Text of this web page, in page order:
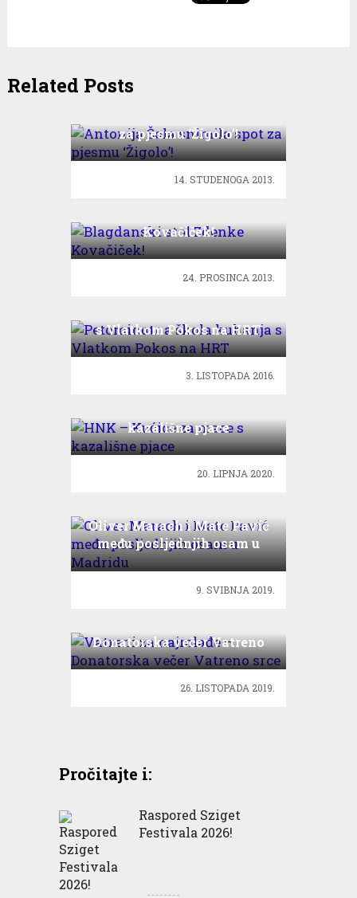
Related Posts
za pjesmu ‘Žigolo’!
14. STUDENOGA 2013.
Kovačiček!
24. PROSINCA 2013.
s Vlatkom Pokos na HRT
3. LISTOPADA 2016.
kazališne pjace
20. LIPNJA 2020.
Oliver Marach i Mate Pavić
među posljednjih osam u
Madridu
9. SVIBNJA 2019.
Donatorska večer Vatreno
srce
26. LISTOPADA 2019.
Pročitajte i:
Raspored Sziget
Festivala 2026!